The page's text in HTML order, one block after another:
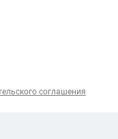
соглашения